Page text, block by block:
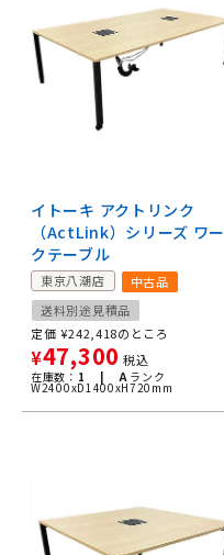
イトーキ アクトリンク
（ActLink）シリーズ ワー
クテーブル
東京八潮店
中古品
送料別途見積品
定価 ¥242,418のところ
¥47,300 税込
在庫数： 1 | A ランク
W2400xD1400xH720mm